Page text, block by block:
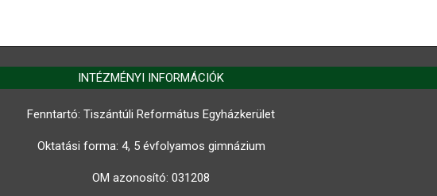
INTÉZMÉNYI INFORMÁCIÓK
Fenntartó: Tiszántúli Református Egyházkerület
Oktatási forma: 4, 5 évfolyamos gimnázium
OM azonosító: 031208